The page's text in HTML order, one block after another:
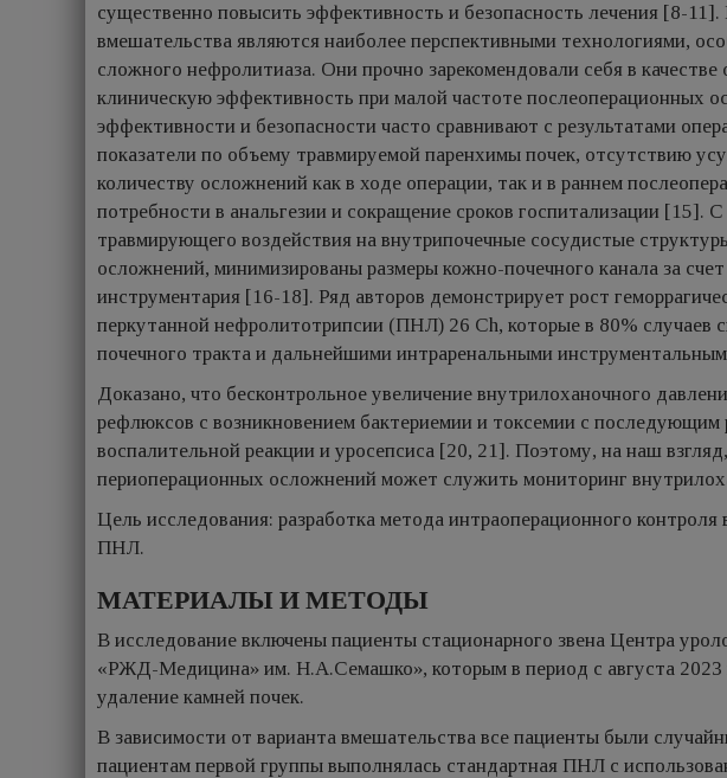
существенно повысить эффективность и безопасность лечения [8-
вмешательства являются наиболее перспективными технологиями,
сложного нефролитиаза. Они прочно зарекомендовали себя в
клиническую эффективность при малой частоте послеоперационных
эффективности и безопасности часто сравнивают с результатами
показатели по объему травмируемой паренхимы почек, отсутствию
количеству осложнений как в ходе операции, так и в раннем
потребности в анальгезии и сокращение сроков госпитализации
травмирующего воздействия на внутрипочечные сосудистые
осложнений, минимизированы размеры кожно-почечного канала за
инструментария [16-18]. Ряд авторов демонстрирует рост
перкутанной нефролитотрипсии (ПНЛ) 26 Ch, которые в 80% случаев
почечного тракта и дальнейшими интраренальными
Доказано, что бесконтрольное увеличение внутрилоханочного
рефлюксов с возникновением бактериемии и токсемии с последующим
воспалительной реакции и уросепсиса [20, 21]. Поэтому, на наш
периоперационных осложнений может служить мониторинг
Цель исследования: разработка метода интраоперационного
ПНЛ.
МАТЕРИАЛЫ И МЕТОДЫ
В исследование включены пациенты стационарного звена Центра
«РЖД-Медицина» им. Н.А.Семашко», которым в период с августа 2023
удаление камней почек.
В зависимости от варианта вмешательства все пациенты были
пациентам первой группы выполнялась стандартная ПНЛ с